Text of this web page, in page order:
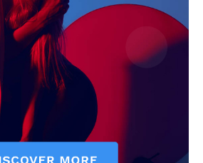
Janta
Hindi Akhbaar